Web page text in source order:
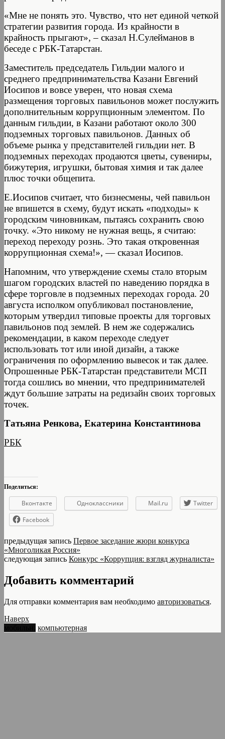
«Мне не понять это. Чувство, что нет единой четкой
стратегии развития города. Из крайности в
крайность прыгают», – сказал Н.Сулейманов в
беседе с РБК-Татарстан.
Заместитель председатель Гильдии малого и
среднего предпринимательства Казани Евгений
Иосипов и вовсе уверен, что новая схема
размещения торговых павильонов может послужить
дополнительным коррупционным элементом. По
данным гильдии, в Казани работают около 300
подземных торговых павильонов. Данных об
объеме рынка у представителей гильдии нет. В
подземных переходах продаются цветы, сувениры,
бижутерия, игрушки, бытовая химия и так далее
плюс точки общепита.
Е.Иосипов считает, что бизнесмены, чей павильон
не впишется в схему, будут искать «подходы» к
городским чиновникам, пытаясь сохранить свою
точку. «Это никому не нужная вещь, я считаю:
переход переходу рознь. Это такая откровенная
коррупционная схема!», — сказал Иосипов.
Напомним, что утверждение схемы стало вторым
шагом городских властей по наведению порядка в
сфере торговле в подземных переходах города. 20
августа исполком опубликовал постановление,
которым утвердил типовые проекты для торговых
павильонов под землей. В нем же содержались
рекомендации, в каком переходе следует
использовать тот или иной дизайн, а также
ограничения по оформлению вывесок и так далее.
Опрошенные РБК-Татарстан представители МСП
тогда сошлись во мнении, что предпринимателей
ждут большие затраты на редизайн своих торговых
точек.
Татьяна Ренкова, Екатерина Константинова
РБК
Поделиться:
Вконтакте Одноклассники Mail.ru
Twitter
Facebook
предыдущая запись Первое заседание жюри конкурса
«Многоликая Россия»
следующая запись Конкурс «Коррупция: взгляд журналиста»
Добавить комментарий
Для отправки комментария вам необходимо авторизоваться.
Наверх
компьютерная